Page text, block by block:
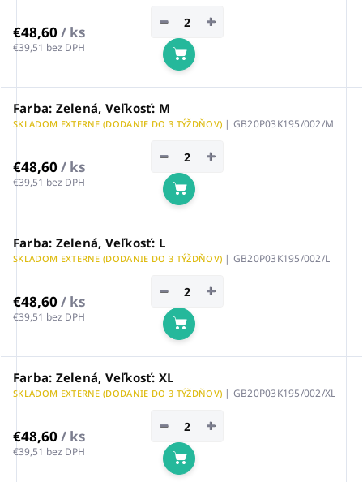
€48,60 / ks
€39,51 bez DPH
+
−
Do košíka
Farba: Zelená, Veľkosť: M
SKLADOM EXTERNE (DODANIE DO 3 TÝŽDŇOV) | GB20P03K195/002/M
€48,60 / ks
€39,51 bez DPH
+
−
Do košíka
Farba: Zelená, Veľkosť: L
SKLADOM EXTERNE (DODANIE DO 3 TÝŽDŇOV) | GB20P03K195/002/L
€48,60 / ks
€39,51 bez DPH
+
−
Do košíka
Farba: Zelená, Veľkosť: XL
SKLADOM EXTERNE (DODANIE DO 3 TÝŽDŇOV) | GB20P03K195/002/XL
€48,60 / ks
€39,51 bez DPH
+
−
Do košíka